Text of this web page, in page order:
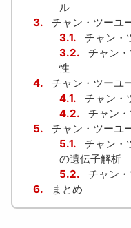
ル
3.
チャン・ツーユ
3.1.
チャン・
3.2.
チャン
性
4.
チャン・ツーユ
4.1.
チャン・
4.2.
チャン
5.
チャン・ツーユ
5.1.
チャン・
の遺伝子解析
5.2.
チャン
6.
まとめ